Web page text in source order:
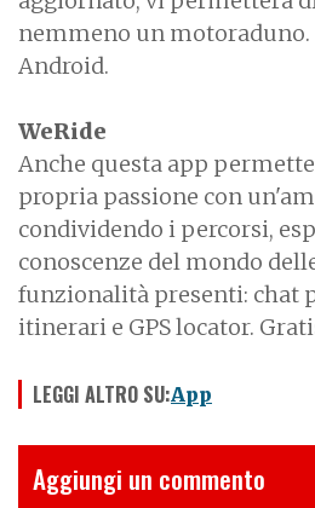
nemmeno un motoraduno.
Android.
WeRide
Anche questa app
propria passione con
condividendo i percorsi,
conoscenze del mondo
funzionalità presenti: chat
itinerari e GPS locator.
LEGGI ALTRO SU:App
Aggiungi un commento